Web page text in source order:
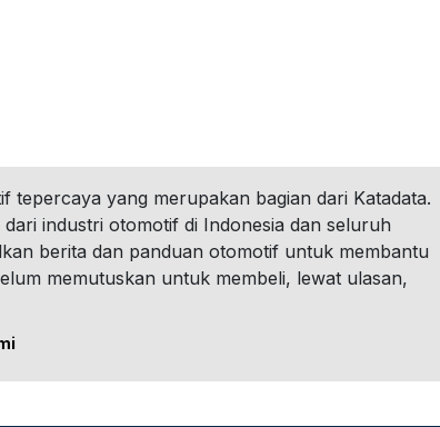
tepercaya yang merupakan bagian dari Katadata.
industri otomotif di Indonesia dan seluruh
berita dan panduan otomotif untuk membantu
memutuskan untuk membeli, lewat ulasan,